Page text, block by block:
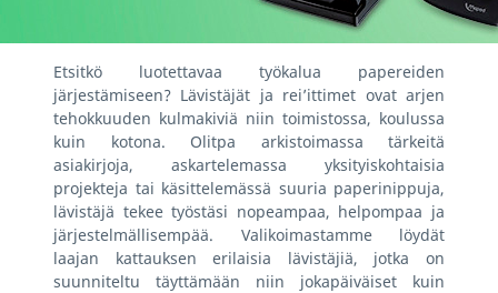
Etsitkö luotettavaa työkalua papereiden
järjestämiseen? Lävistäjät ja rei’ittimet ovat arjen
tehokkuuden kulmakiviä niin toimistossa, koulussa
kuin kotona. Olitpa arkistoimassa tärkeitä
asiakirjoja, askartelemassa yksityiskohtaisia
projekteja tai käsittelemässä suuria paperinippuja,
lävistäjä tekee työstäsi nopeampaa, helpompaa ja
järjestelmällisempää. Valikoimastamme löydät
laajan kattauksen erilaisia lävistäjiä, jotka on
suunniteltu täyttämään niin jokapäiväiset kuin